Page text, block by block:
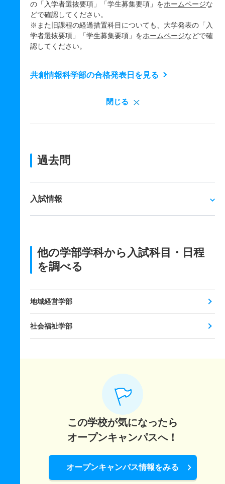
の「入学者選抜要項」「学生募集要項」をホームページな
どで確認してください。
※また旧課程の経過措置科目についても、大学発表の「入
学者選抜要項」「学生募集要項」をホームページなどで確
認してください。
共創情報科学部の合格発表日を見る
閉じる
過去問
入試情報
他の学部学科から入試科目・日程
を調べる
地域経営学部
社会福祉学部
この学校が気になったら
オープンキャンパスへ！
オープンキャンパス情報をみる